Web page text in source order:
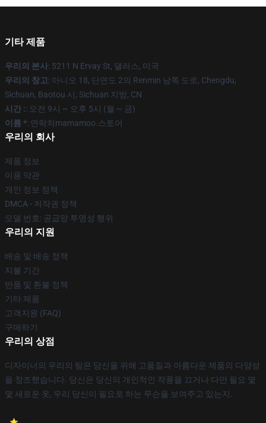
기타 제품
우리의 본사: 5211 N Ervay St, 댈러스, 미국
우리의 창고: 아니오 18, 단면도 2의 Renmin 남쪽 도로, Chengdu,
Sichuan, Baotou 시, Sichuan 지방, CN
시간 :: 오전 9시 ~ 오후 5시 (월 ~ 금)
이름 *: 연락처mamamoo.스토어
우리의 회사
제품 정보
이용 약관
개인 정보 정책
DMCA - 저작권 정책
모델 번호: 공급망 투명성 행위
우리의 지원
배송 및 배송 정책
지불 기간
반품 및 환불 정책
기타 제품
고객지원 (FAQ)
구매하기
우리의 상점
디자이너의 우리의 팀은 당신을 위해 고품질과 아름다운 제품의 다양성
을 창조했습니다. 당신은 당신의 개인적인 작풍을 끄거나 다만 필요 몇
몇 새로운 옷, 우리 당신이 필요로 하는 무슨을 보여주고 있는지.